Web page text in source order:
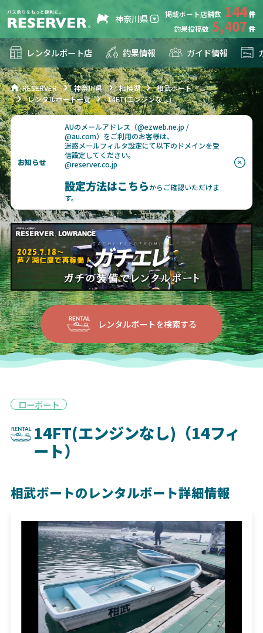
神奈川県 掲載ボート店舗数 144
釣果投稿数 5,407
レンタルボート店 釣果情報 ガイド情報
RESERVER 神奈川県 相模湖
相武ボート
レンタルボート一覧
14FT(エンジンなし)
お知らせ
AUのメールアドレス（@ezweb.ne.jp /
@au.com）をご利用のお客様は、
迷惑メールフィルタ設定にて以下のドメインを受
信設定してください。
@reserver.co.jp
設定方法はこちらからご確認いただけま
す。
レンタルボートを検索する
ローボート
14FT(エンジンなし)（14フィ
ート）
相武ボートのレンタルボート詳細情報